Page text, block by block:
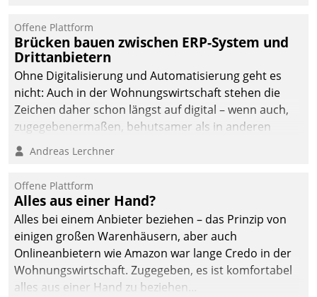
Offene Plattform
Brücken bauen zwischen ERP-System und
Drittanbietern
Ohne Digitalisierung und Automatisierung geht es
nicht: Auch in der Wohnungswirtschaft stehen die
Zeichen daher schon längst auf digital – wenn auch,
zugegebenermaßen, behutsamer als in anderen
Branchen.
Andreas Lerchner
Offene Plattform
Alles aus einer Hand?
Alles bei einem Anbieter beziehen – das Prinzip von
einigen großen Warenhäusern, aber auch
Onlineanbietern wie Amazon war lange Credo in der
Wohnungswirtschaft. Zugegeben, es ist komfortabel
alles aus einer Hand zu beziehen...